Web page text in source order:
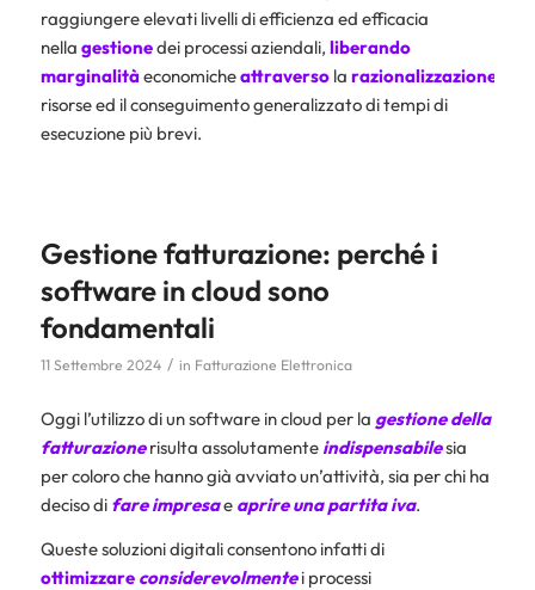
raggiungere elevati livelli di efficienza ed efficacia
nella gestionedei processi aziendali, liberando
marginalitàeconomicheattraversola razionalizzazione
risorse ed il conseguimento generalizzato di tempi di
esecuzione più brevi.
Gestione fatturazione: perché i
software in cloud sono
fondamentali
11 Settembre 2024 / in Fatturazione Elettronica
Oggi l’utilizzo di un software in cloud per la gestione della
fatturazionerisulta assolutamente indispensabilesia
per coloro che hanno già avviato un’attività, sia per chi ha
deciso di fare impresae aprire una partita iva.
Queste soluzioni digitali consentono infatti di
ottimizzare considerevolmentei processi